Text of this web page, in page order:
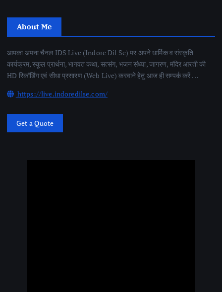
About Me
आपका अपना चैनल IDS Live (Indore Dil Se) पर अपने धार्मिक व संस्कृति
कार्यक्रम, स्कूल प्रार्थना, भागवत कथा, सत्संग, भजन संध्या, जागरण, मंदिर आरती की
HD रिकॉर्डिंग एवं सीधा प्रसारण (Web Live) करवाने हेतु आज ही सम्पर्क करें . . .
https://live.indoredilse.com/
Get a Quote